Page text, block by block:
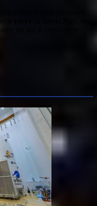
и возвращение
в
ли вас в строители